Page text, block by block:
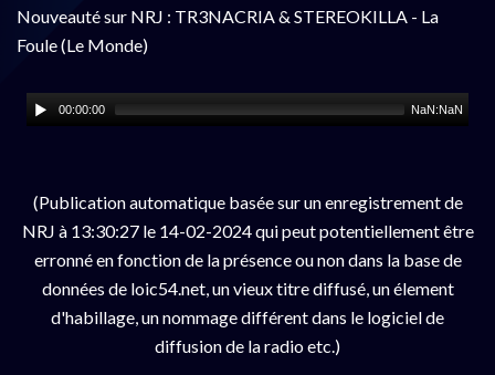
Nouveauté sur NRJ : TR3NACRIA & STEREOKILLA - La
Foule (Le Monde)
00:00:00 NaN:NaN
(Publication automatique basée sur un enregistrement de
NRJ à 13:30:27 le 14-02-2024 qui peut potentiellement être
erronné en fonction de la présence ou non dans la base de
données de loic54.net, un vieux titre diffusé, un élement
d'habillage, un nommage différent dans le logiciel de
diffusion de la radio etc.)